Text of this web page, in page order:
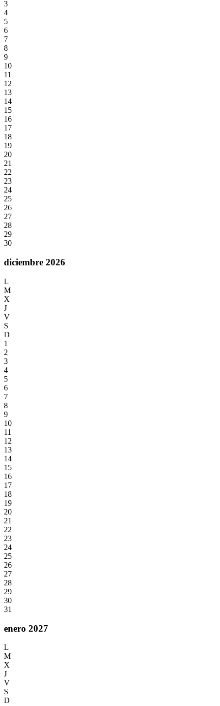
3
4
5
6
7
8
9
10
11
12
13
14
15
16
17
18
19
20
21
22
23
24
25
26
27
28
29
30
diciembre 2026
L
M
X
J
V
S
D
1
2
3
4
5
6
7
8
9
10
11
12
13
14
15
16
17
18
19
20
21
22
23
24
25
26
27
28
29
30
31
enero 2027
L
M
X
J
V
S
D